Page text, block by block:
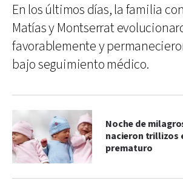
En los últimos días, la familia
Matías y Montserrat
favorablemente y
bajo seguimiento médico.
Noche de
nacieron trillizos
prematuro